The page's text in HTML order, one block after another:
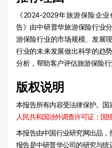
《2024-2029年旅游保险企
告》由中研普华旅游保险行业
游保险行业的市场规模、发展
行业的未来发展做出科学的趋
分析，帮助客户评估旅游保险行
版权说明
本报告所有内容受法律保护。国
人民共和国涉外调查许可证：国
本报告由中国行业研究网出品
报告是中研普华公司的研究与